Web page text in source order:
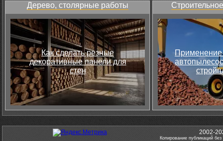
Дерево, столярные работы
Как сделать резные
декоративные панели для
стен
Применение
2002-
Копирование публикаций